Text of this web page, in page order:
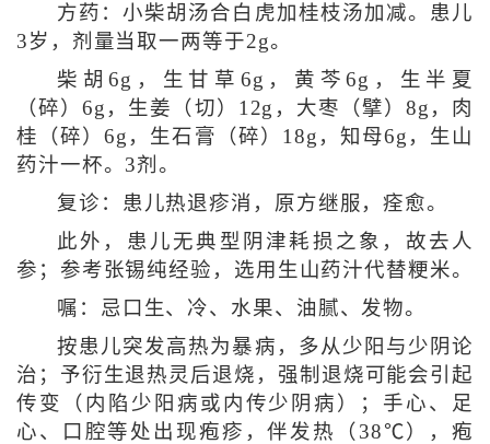
方药：小柴胡汤合白虎加桂枝汤加减。患儿
3岁，剂量当取一两等于2g。
柴胡6g，生甘草6g，黄芩6g，生半夏
（碎）6g，生姜（切）12g，大枣（擘）8g，肉
桂（碎）6g，生石膏（碎）18g，知母6g，生山
药汁一杯。3剂。
复诊：患儿热退疹消，原方继服，痊愈。
此外，患儿无典型阴津耗损之象，故去人
参；参考张锡纯经验，选用生山药汁代替粳米。
嘱：忌口生、冷、水果、油腻、发物。
按患儿突发高热为暴病，多从少阳与少阴论
治；予衍生退热灵后退烧，强制退烧可能会引起
传变（内陷少阳病或内传少阴病）；手心、足
心、口腔等处出现疱疹，伴发热（38℃），疱